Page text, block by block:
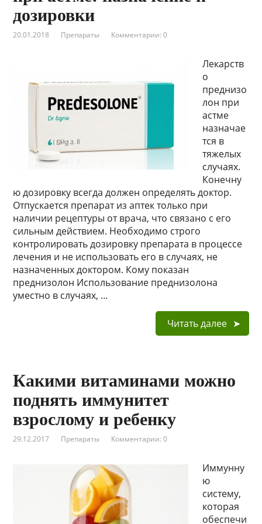
дозировки
20.01.2018 Препараты Комментарии: 0
Лекарств
о
преднизо
лон при
астме
назначае
тся в
тяжелых
случаях.
Конечну
ю дозировку всегда должен определять доктор.
Отпускается препарат из аптек только при
наличии рецептуры от врача, что связано с его
сильным действием. Необходимо строго
контролировать дозировку препарата в процессе
лечения и не использовать его в случаях, не
назначенных доктором. Кому показан
преднизолон Использование преднизолона
уместно в случаях, …
Читать далее
Какими витаминами можно
поднять иммунитет
взрослому и ребенку
29.12.2017 Препараты Комментарии: 0
Иммунну
ю
систему,
которая
обеспечи